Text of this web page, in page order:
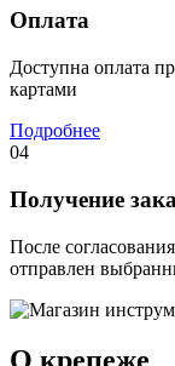
Оплата
Доступна оплата
картами
Подробнее
04
Получение
После
отправлен